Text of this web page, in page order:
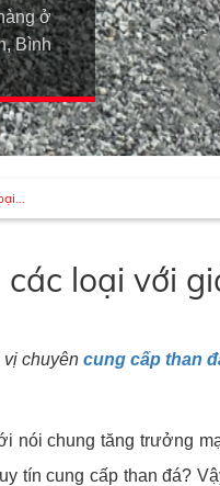
ở
Bình
loại với
chuyên cung cấp than
nói chung tăng trưởng
tín cung cấp than đá?